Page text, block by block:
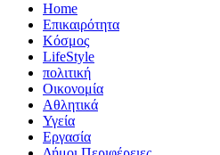
Home
Επικαιρότητα
Κόσμος
LifeStyle
πολιτική
Οικονομία
Αθλητικά
Υγεία
Εργασία